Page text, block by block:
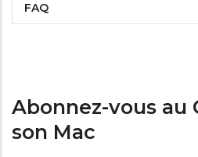
FAQ
Abonnez-vous au
son Mac